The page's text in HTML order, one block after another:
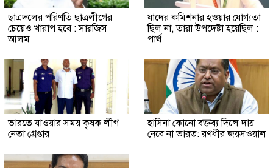
ছাত্রদলের পরিণতি ছাত্রলীগের
চেয়েও খারাপ হবে : সারজিস
আলম
যাদের কমিশনার হওয়ার যোগ্যতা
ছিল না, তারা উপদেষ্টা হয়েছিল :
পার্থ
ভারতে যাওয়ার সময় কৃষক লীগ
নেতা গ্রেপ্তার
হাসিনা কোনো বক্তব্য দিলে দায়
নেবে না ভারত: রণধীর জয়সওয়াল